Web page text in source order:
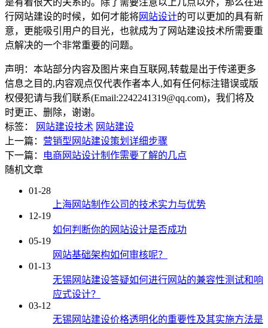
行网站建设的时候，如何才能将网站设计的可以更加的具有新
意，更能吸引用户的目光，也就成为了网站建设技术所需要重
点解决的一个非常重要的问题。
声明：本站部分内容及图片来自互联网,转载是出于传递更多
信息之目的,内容观点仅代表作者本人,如有任何标注错误或版
权侵犯请与我们联系(Email:2242241319@qq.com)，我们将及
时更正、删除，谢谢。
标签：
网站建设技术 网站建设
上一篇： 营销型网站建设策划详细步骤
下一篇：
电商网站设计制作需要了解的几点
随机文章
01-28
上海网站制作公司的技术实力与优势
12-19
如何判断你的网站设计是否成功
05-19
网站基础架构如何审核呢？
01-13
无锡网站建设答疑如何进行网站的兼容性测试和响
应式设计？
03-12
无锡网站建设价格透明化的重要性及其实施方法是